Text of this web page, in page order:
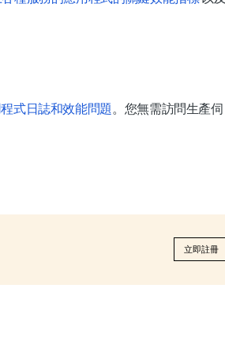
式日誌和效能問題 。您無需訪問生產伺
立即註冊